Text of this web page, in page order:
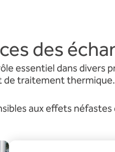
des
essentiel dans
de traitement thermique.
aux effets